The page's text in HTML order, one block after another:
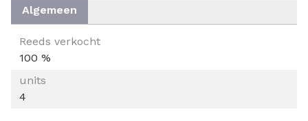
Algemeen
ALGEMEEN
Reeds verkocht
100 %
units
4